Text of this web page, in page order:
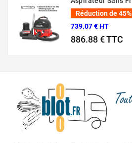
Réduction de 45%
739.07 € HT
886.88 €TTC